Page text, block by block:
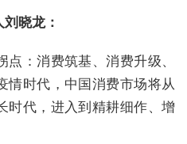
晓龙：
：消费筑基、消费升级、
情时代，中国消费市场将从
时代，进入到精耕细作、增